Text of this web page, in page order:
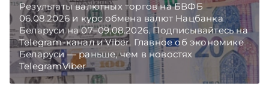
Результаты валютных торгов на БВФБ
06.08.2026 и курс обмена валют Нацбанка
Беларуси на 07–09.08.2026. Подписывайтесь на
Telegram‑канал и Viber. Главное об экономике
Беларуси — раньше, чем в новостях
TelegramViber